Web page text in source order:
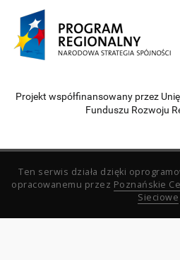
Projekt współfinansowany przez
Funduszu Rozwoju
Ten serwis działa dzięki
opracowanemu przez Poznańskie
Sieciowe